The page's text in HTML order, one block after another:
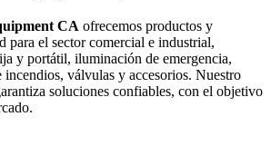
CA ofrecemos productos y
para el sector comercial e industrial,
y portátil, iluminación de emergencia,
incendios, válvulas y accesorios. Nuestro
soluciones confiables, con el objetivo